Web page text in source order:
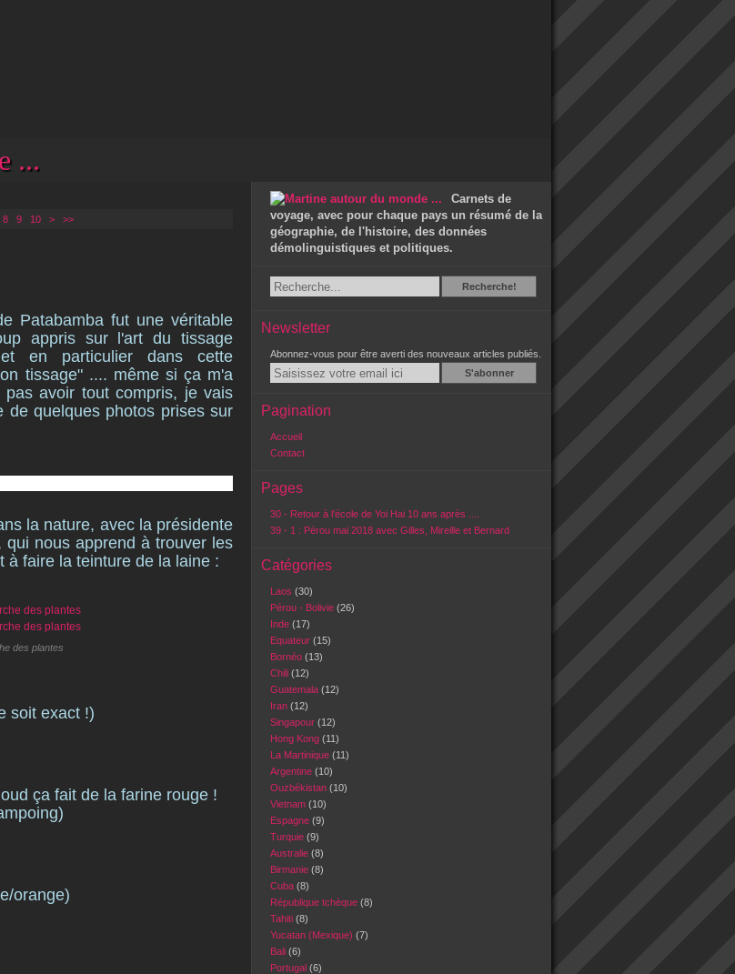
...
8 9 10 > >>
Patabamba fut une véritable
appris sur l'art du tissage
en particulier dans cette
tissage" .... même si ça m'a
avoir tout compris, je vais
de quelques photos prises sur
la nature, avec la présidente
nous apprend à trouver les
à faire la teinture de la laine :
des plantes
soit exact !)
ça fait de la farine rouge !
orange)
Carnets de
voyage, avec pour chaque pays un résumé de la
géographie, de l'histoire, des données
démolinguistiques et politiques.
RechercheRecherche!
Newsletter
Abonnez-vous pour être averti des nouveaux articles publiés.
Email
Pagination
Accueil
Contact
Pages
30 - Retour à l'école de Yoi Hai 10 ans après ....
39 - 1 : Pérou mai 2018 avec Gilles, Mireille et Bernard
Catégories
Laos (30)
Pérou - Bolivie (26)
Inde (17)
Equateur (15)
Bornéo (13)
Chili (12)
Guatemala (12)
Iran (12)
Singapour (12)
Hong Kong (11)
La Martinique (11)
Argentine (10)
Ouzbékistan (10)
Vietnam (10)
Espagne (9)
Turquie (9)
Australie (8)
Birmanie (8)
Cuba (8)
République tchèque (8)
Tahiti (8)
Yucatan (Mexique) (7)
Bali (6)
Portugal (6)